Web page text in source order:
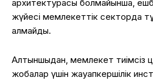
архитектурасы болмайынша,
жүйесі мемлекеттік секторда
алмайды.
Алтыншыдан, мемлекет
жобалар үшін жауапкершілік